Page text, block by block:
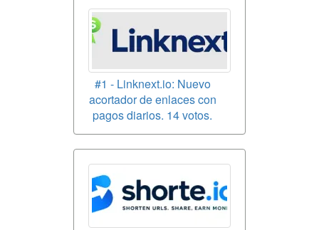
#1 - Linknext.io: Nuevo
acortador de enlaces con
pagos diarios. 14 votos.